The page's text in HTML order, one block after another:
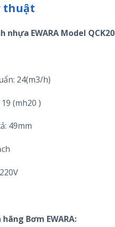
thuật
nhựa EWARA Model
24(m3/h)
(mh20 )
49mm
Bơm EWARA: